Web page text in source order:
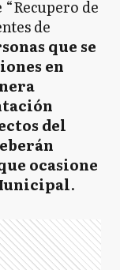
de
de
que se
en
del
ocasione
.